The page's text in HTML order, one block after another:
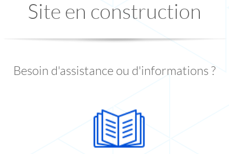
Site en construction
Besoin d'assistance ou d'informations ?